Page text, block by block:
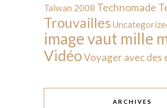
Taïwan 2008 Technomade
Trouvailles
image vaut mille
VidéoVoyager avec des
ARCHIVES